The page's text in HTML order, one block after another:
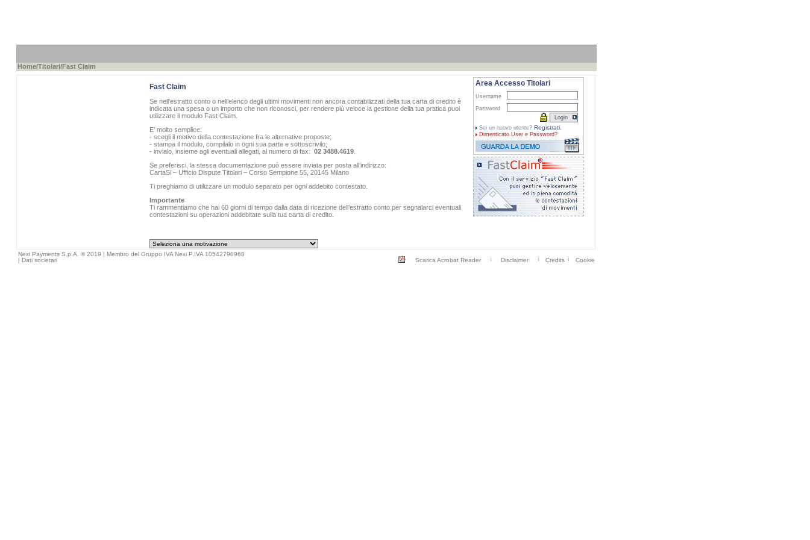
Home/Titolari/Fast Claim
Fast Claim
Se nell'estratto conto o nell’elenco degli ultimi movimenti non ancora contabilizzati della tua carta di credito è
indicata una spesa o un importo che non riconosci, per rendere più veloce la gestione della tua pratica puoi
utilizzare il modulo Fast Claim.
E’ molto semplice:
- scegli il motivo della contestazione fra le alternative proposte;
- stampa il modulo, compilalo in ogni sua parte e sottoscrivilo;
- invialo, insieme agli eventuali allegati, al numero di fax: 02 3488.4619.
Se preferisci, la stessa documentazione può essere inviata per posta all'indirizzo:
CartaSi – Ufficio Dispute Titolari – Corso Sempione 55, 20145 Milano
Ti preghiamo di utilizzare un modulo separato per ogni addebito contestato.
Importante
Ti rammentiamo che hai 60 giorni di tempo dalla data di ricezione dell’estratto conto per segnalarci eventuali
contestazioni su operazioni addebitate sulla tua carta di credito.
Area Accesso Titolari
Username
Password
Sei un nuovo utente? Registrati.
Dimenticato User e Password?
Nexi Payments S.p.A. © 2019 | Membro del Gruppo IVA Nexi P.IVA 10542790968
| Dati societari Scarica Acrobat Reader Disclaimer Credits Cookie